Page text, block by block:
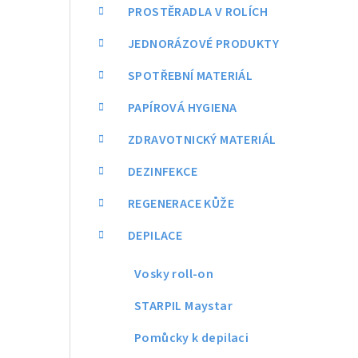
PROSTĚRADLA V ROLÍCH
JEDNORÁZOVÉ PRODUKTY
SPOTŘEBNÍ MATERIÁL
PAPÍROVÁ HYGIENA
ZDRAVOTNICKÝ MATERIÁL
DEZINFEKCE
REGENERACE KŮŽE
DEPILACE
Vosky roll-on
STARPIL Maystar
Pomůcky k depilaci